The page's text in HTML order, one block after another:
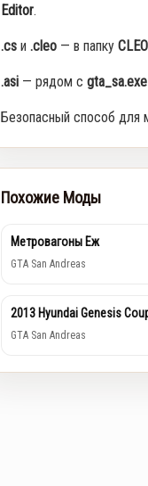
Editor.
.csи .cleo— в папку CLEO
.asi— рядом с gta_sa.exe
Безопасный способ для
Похожие Моды
Метровагоны Еж
GTA San Andreas
2013 Hyundai Genesis
GTA San Andreas